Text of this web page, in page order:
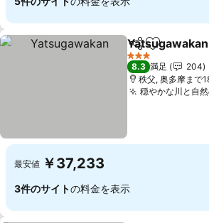
シェアお気に入り
Yatsugawakan
3 ホテルのランク
8.3 満足
204
秩父, 奥多摩まで
穏やかな川と自
最安値 ￥37,233
3件のサイトの料金を表示